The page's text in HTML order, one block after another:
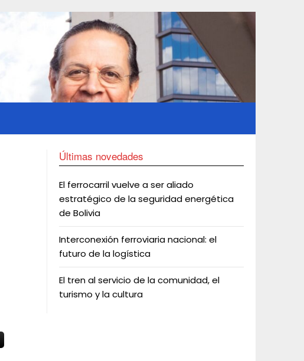
Últimas novedades
El ferrocarril vuelve a ser aliado
estratégico de la seguridad energética
de Bolivia
Interconexión ferroviaria nacional: el
futuro de la logística
El tren al servicio de la comunidad, el
turismo y la cultura